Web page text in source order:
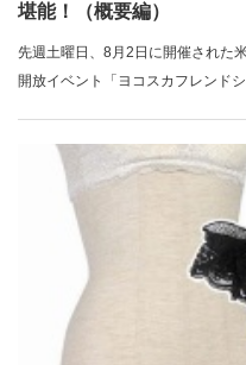
堪能！（概要編）
先週土曜日、8月2日に開催された
開放イベント「ヨコスカフレンド